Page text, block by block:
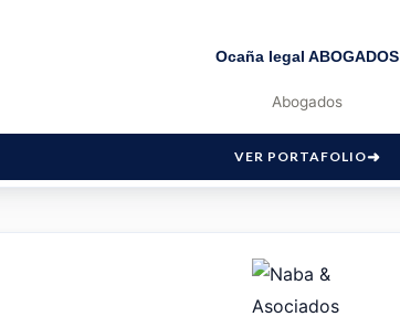
Ocaña legal ABOGADOS
Abogados
VER PORTAFOLIO